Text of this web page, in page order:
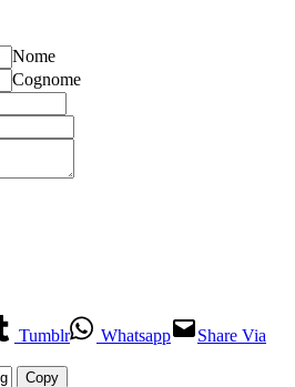
Nome
Cognome
Tumblr Whatsapp
Share Via
Copy